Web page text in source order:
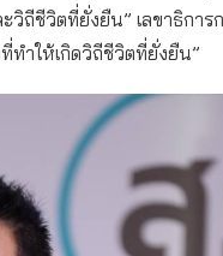
ถีชีวิตที่ยั่งยืน” เลขาธิการก
ทำให้เกิดวิถีชีวิตที่ยั่งยืน”